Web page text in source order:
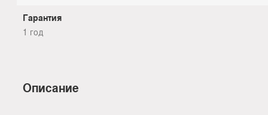
Гарантия
1 год
Описание